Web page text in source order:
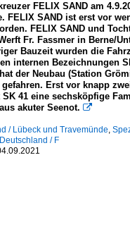
FELIX SAND am
FELIX SAND ist erst vor
FELIX SAND und
Fr. Fassmer in Berne/
Bauzeit wurden die
internen Bezeichnungen
der Neubau (Station
Erst vor knapp
41 eine sechsköpfige
akuter Seenot. 
/ Lübeck und Travemünde,
/ F